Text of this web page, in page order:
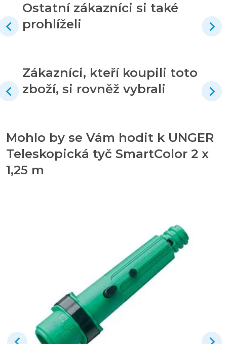
Ostatní zákazníci si také
prohlíželi
Zákazníci, kteří koupili toto
zboží, si rovněž vybrali
Mohlo by se Vám hodit k UNGER
Teleskopická tyč SmartColor 2 x
1,25 m